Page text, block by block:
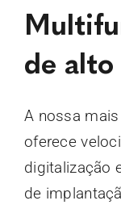
de
A nossa
oferece
digitalização
de